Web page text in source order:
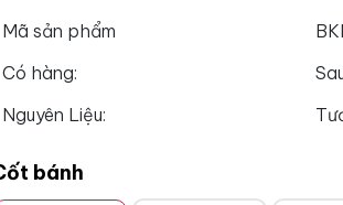
Mã sản phẩm
Có hàng:
Nguyên Liệu:
bánh